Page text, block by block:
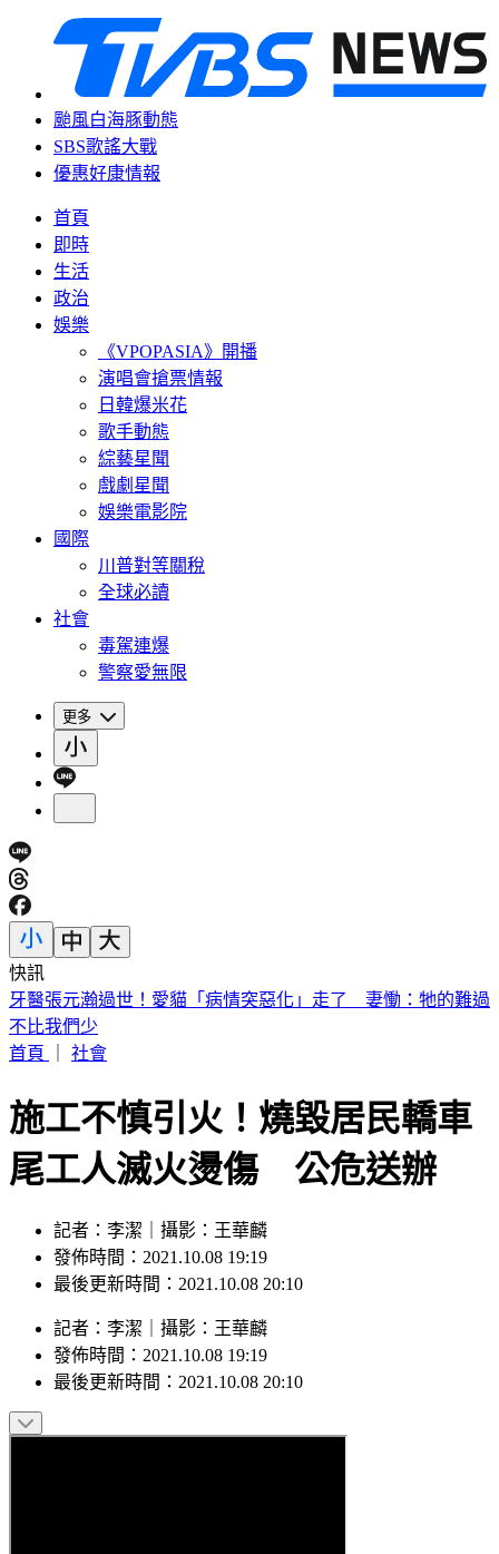
颱風白海豚動態
SBS歌謠大戰
優惠好康情報
首頁
即時
生活
政治
娛樂
《VPOPASIA》開播
演唱會搶票情報
日韓爆米花
歌手動態
綜藝星聞
戲劇星聞
娛樂電影院
國際
川普對等關稅
全球必讀
社會
毒駕連爆
警察愛無限
更多
快訊
宜蘭飲料店「門被強風掀開」！店員才剛湊近 玻璃秒炸碎畫
面曝
首頁
社會
施工不慎引火！燒毀居民轎車
尾工人滅火燙傷 公危送辦
記者：李潔｜攝影：王華麟
發佈時間：2021.10.08 19:19
最後更新時間：2021.10.08 20:10
記者 ： 李潔 攝影 ： 王華麟
發佈時間： 2021.10.08 19:19
最後更新時間： 2021.10.08 20:10